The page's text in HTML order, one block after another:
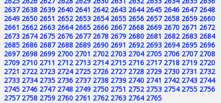
2637 2638 2639 2640 2641 2642 2643 2644 2645 2646 2647 2648
2649 2650 2651 2652 2653 2654 2655 2656 2657 2658 2659 2660
2661 2662 2663 2664 2665 2666 2667 2668 2669 2670 2671 2672
2673 2674 2675 2676 2677 2678 2679 2680 2681 2682 2683 2684
2685 2686 2687 2688 2689 2690 2691 2692 2693 2694 2695 2696
2697 2698 2699 2700 2701 2702 2703 2704 2705 2706 2707 2708
2709 2710 2711 2712 2713 2714 2715 2716 2717 2718 2719 2720
2721 2722 2723 2724 2725 2726 2727 2728 2729 2730 2731 2732
2733 2734 2735 2736 2737 2738 2739 2740 2741 2742 2743 2744
2745 2746 2747 2748 2749 2750 2751 2752 2753 2754 2755 2756
2757 2758 2759 2760 2761 2762 2763 2764 2765